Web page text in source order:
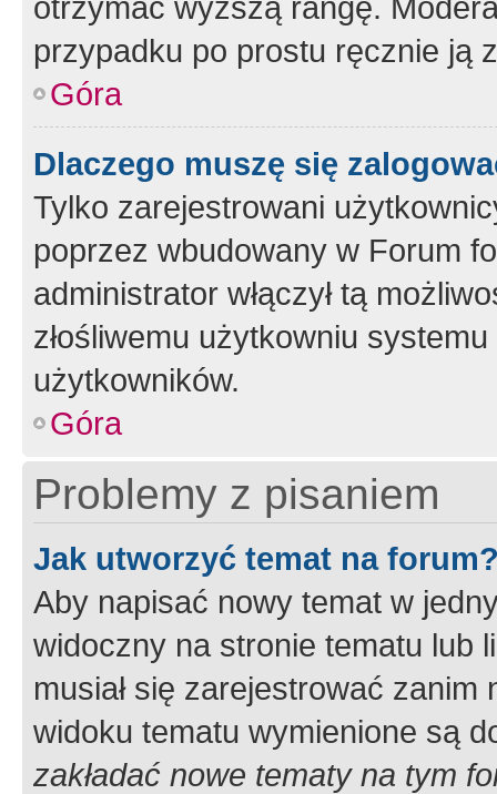
przypadku po prostu ręcznie ją
Góra
Dlaczego muszę się
Tylko zarejestrowani
poprzez wbudowany w Forum
administrator włączył tą
złośliwemu użytkowniu
użytkowników.
Góra
Problemy z pisaniem
Jak utworzyć temat na
Aby napisać nowy temat w
widoczny na stronie tematu lub
musiał się zarejestrować
widoku tematu wymienione są
zakładać nowe tematy na tym